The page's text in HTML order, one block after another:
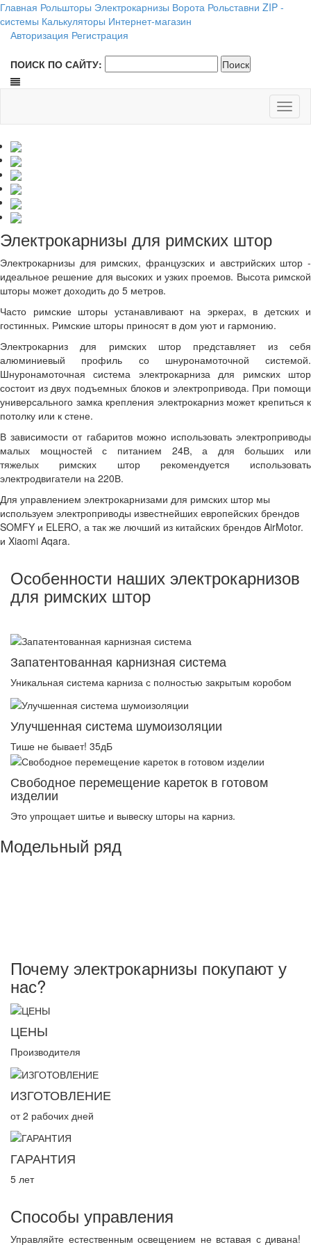
Главная Рольшторы Электрокарнизы Ворота Рольставни ZIP -
системы Калькуляторы Интернет-магазин
Авторизация Регистрация
ПОИСК ПО САЙТУ:
Электрокарнизы для римских штор
Электрокарнизы для римских, французских и австрийских штор -
идеальное решение для высоких и узких проемов. Высота римской
шторы может доходить до 5 метров.
Часто римские шторы устанавливают на эркерах, в детских и
гостинных. Римские шторы приносят в дом уют и гармонию.
Электрокарниз для римских штор представляет из себя
алюминиевый профиль со шнуронамоточной системой.
Шнуронамоточная система электрокарниза для римских штор
состоит из двух подъемных блоков и электропривода. При помощи
универсального замка крепления электрокарниз может крепиться к
потолку или к стене.
В зависимости от габаритов можно использовать электроприводы
малых мощностей с питанием 24В, а для больших или
тяжелых римских штор рекомендуется использовать
электродвигатели на 220В.
Для управлением электрокарнизами для римских штор мы
используем электроприводы известнейших европейских брендов
SOMFY и ELERO, а так же лючший из китайских брендов AirMotor.
и Xiaomi Aqara.
Особенности наших электрокарнизов
для римских штор
Запатентованная карнизная система
Уникальная система карниза с полностью закрытым коробом
Улучшенная система шумоизоляции
Тише не бывает! 35дБ
Свободное перемещение кареток в готовом
изделии
Это упрощает шитье и вывеску шторы на карниз.
Модельный ряд
Почему электрокарнизы покупают у
нас?
ЦЕНЫ
Производителя
ИЗГОТОВЛЕНИЕ
от 2 рабочих дней
ГАРАНТИЯ
5 лет
Способы управления
Управляйте естественным освещением не вставая с дивана!